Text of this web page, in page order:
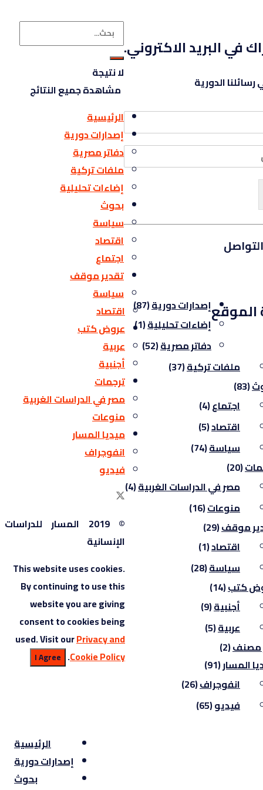
في البريد الاكتروني.
الدورية
الموقعإصدارات دورية(87)
إضاءات تحليلية(1)
دفاتر مصرية(52)
ملفات تركية(37)
(83)
اجتماع(4)
اقتصاد(5)
سياسة(74)
(20)
مصر في الدراسات الغربية(4)
منوعات(16)
موقف(29)
اقتصاد(1)
سياسة(28)
كتب(14)
أجنبية(9)
عربية(5)
مصنف(2)
المسار(91)
انفوجراف(26)
فيديو(65)
الرئيسية
إصدارات دورية
بحوث
لا نتيجة
مشاهدة جميع النتائج
الرئيسية
إصدارات دورية
دفاتر مصرية
ملفات تركية
إضاءات تحليلية
بحوث
سياسة
اقتصاد
اجتماع
تقدير موقف
سياسة
اقتصاد
عروض كتب
عربية
أجنبية
ترجمات
مصر في الدراسات الغربية
منوعات
ميديا المسار
انفوجراف
فيديو
© 2019 المسار للدراسات
الإنسانية
This website uses cookies.
By continuing to use this
website you are giving
consent to cookies being
used. Visit ourPrivacy and
Cookie Policy
.
I Agree